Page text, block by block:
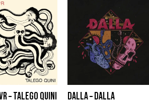
– TALEGO QUINI DALLA – DALLA